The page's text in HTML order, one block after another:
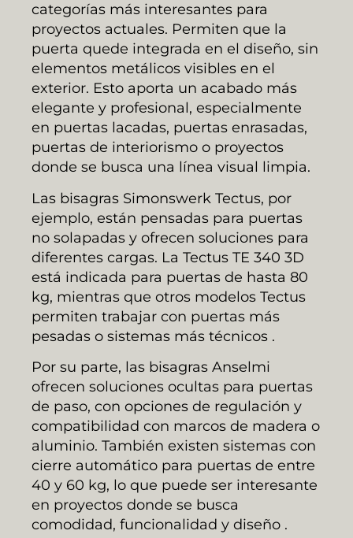
categorías más interesantes para
proyectos actuales. Permiten que la
puerta quede integrada en el diseño, sin
elementos metálicos visibles en el
exterior. Esto aporta un acabado más
elegante y profesional, especialmente
en puertas lacadas, puertas enrasadas,
puertas de interiorismo o proyectos
donde se busca una línea visual limpia.
Las bisagras Simonswerk Tectus, por
ejemplo, están pensadas para puertas
no solapadas y ofrecen soluciones para
diferentes cargas. La Tectus TE 340 3D
está indicada para puertas de hasta 80
kg, mientras que otros modelos Tectus
permiten trabajar con puertas más
pesadas o sistemas más técnicos .
Por su parte, las bisagras Anselmi
ofrecen soluciones ocultas para puertas
de paso, con opciones de regulación y
compatibilidad con marcos de madera o
aluminio. También existen sistemas con
cierre automático para puertas de entre
40 y 60 kg, lo que puede ser interesante
en proyectos donde se busca
comodidad, funcionalidad y diseño .